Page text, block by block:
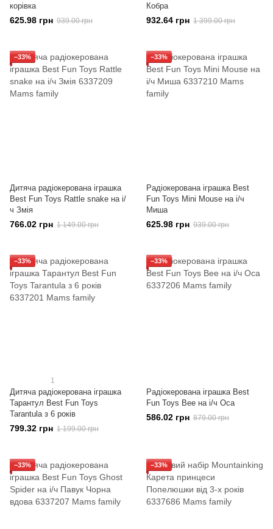
корівка
625.98 грн 939.00 грн
Кобра
932.64 грн 1 399.00 грн
−33%
Дитяча радіокерована іграшка
Best Fun Toys Rattle snake на і/
ч Змія
766.02 грн 1 149.00 грн
−33%
Радіокерована іграшка Best
Fun Toys Mini Mouse на і/ч
Миша
625.98 грн 939.00 грн
−33%
1
Дитяча радіокерована іграшка
Тарантул Best Fun Toys
Tarantula з 6 років
799.32 грн 1 199.00 грн
−33%
Радіокерована іграшка Best
Fun Toys Bee на і/ч Оса
586.02 грн 879.00 грн
−33% −33%